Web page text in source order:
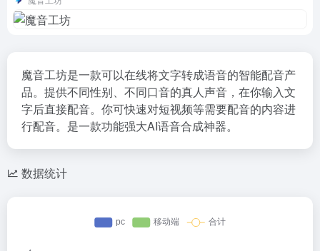
魔音工坊是一款可以在线将文字转成语音的智能配音产
品。提供不同性别、不同口音的真人声音，在你输入文
字后直接配音。你可快速对短视频等需要配音的内容进
行配音。是一款功能强大AI语音合成神器。
数据统计